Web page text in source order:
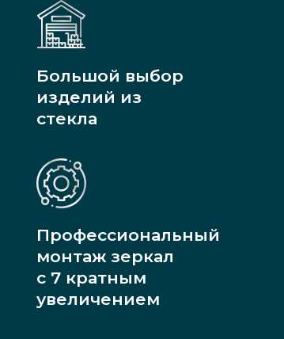
Большой выбор
изделий из
стекла
Профессиональный
монтаж зеркал
с 7 кратным
увеличением